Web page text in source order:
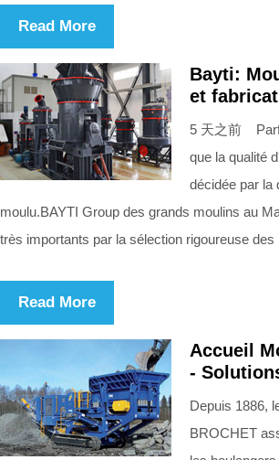
Read More
Bayti:
et
5 天之前
que la qualité
décidée par la
moulu.BAYTI Group des grands moulins au
très importants par la sélection rigoureuse des
Read More
Accueil
-
Depuis 1886,
BROCHET